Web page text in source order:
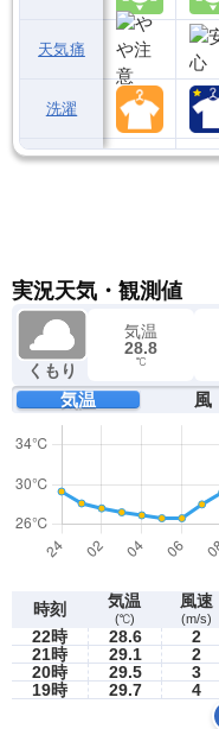
天気痛
洗濯
実況天気・観測値
くもり
気温
28.8
℃
気温 風
時刻 気温
(℃)
風速
(m/s)
22時 28.6 2
21時
29.1 2
20時
29.5 3
19時
29.7 4